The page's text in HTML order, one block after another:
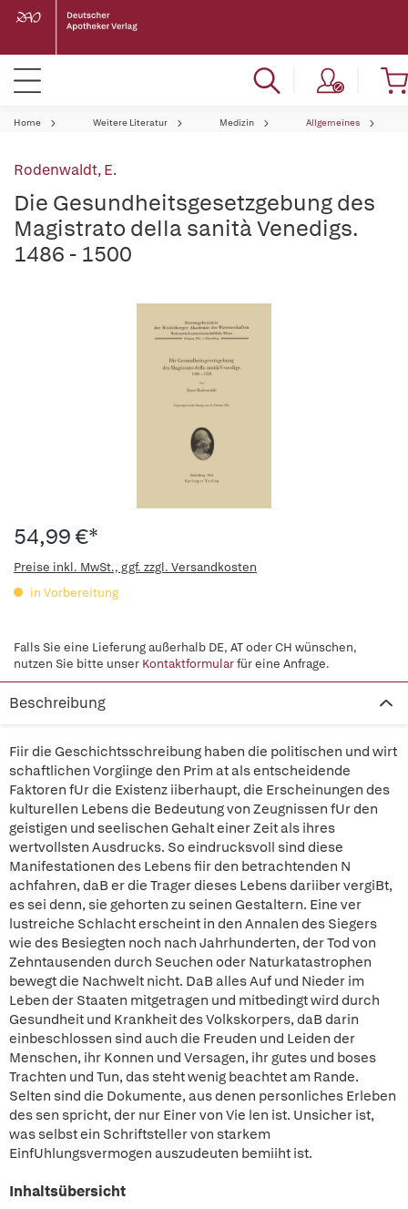
Home Weitere Literatur Medizin Allgemeines
Rodenwaldt, E.
Die Gesundheitsgesetzgebung des
Magistrato della sanità Venedigs.
1486 - 1500
54,99 €*
Preise inkl. MwSt., ggf. zzgl. Versandkosten
in Vorbereitung
Falls Sie eine Lieferung außerhalb DE, AT oder CH wünschen,
nutzen Sie bitte unser Kontaktformularfür eine Anfrage.
Beschreibung
Fiir die Geschichtsschreibung haben die politischen und wirt
schaftlichen Vorgiinge den Prim at als entscheidende
Faktoren fUr die Existenz iiberhaupt, die Erscheinungen des
kulturellen Lebens die Bedeutung von Zeugnissen fUr den
geistigen und seelischen Gehalt einer Zeit als ihres
wertvollsten Ausdrucks. So eindrucksvoll sind diese
Manifestationen des Lebens fiir den betrachtenden N
achfahren, daB er die Trager dieses Lebens dariiber vergiBt,
es sei denn, sie gehorten zu seinen Gestaltern. Eine ver
lustreiche Schlacht erscheint in den Annalen des Siegers
wie des Besiegten noch nach Jahrhunderten, der Tod von
Zehntausenden durch Seuchen oder Naturkatastrophen
bewegt die Nachwelt nicht. DaB alles Auf und Nieder im
Leben der Staaten mitgetragen und mitbedingt wird durch
Gesundheit und Krankheit des Volkskorpers, daB darin
einbeschlossen sind auch die Freuden und Leiden der
Menschen, ihr Konnen und Versagen, ihr gutes und boses
Trachten und Tun, das steht wenig beachtet am Rande.
Selten sind die Dokumente, aus denen personliches Erleben
des sen spricht, der nur Einer von Vie len ist. Unsicher ist,
was selbst ein Schriftsteller von starkem
EinfUhlungsvermogen auszudeuten bemiiht ist.
Inhaltsübersicht